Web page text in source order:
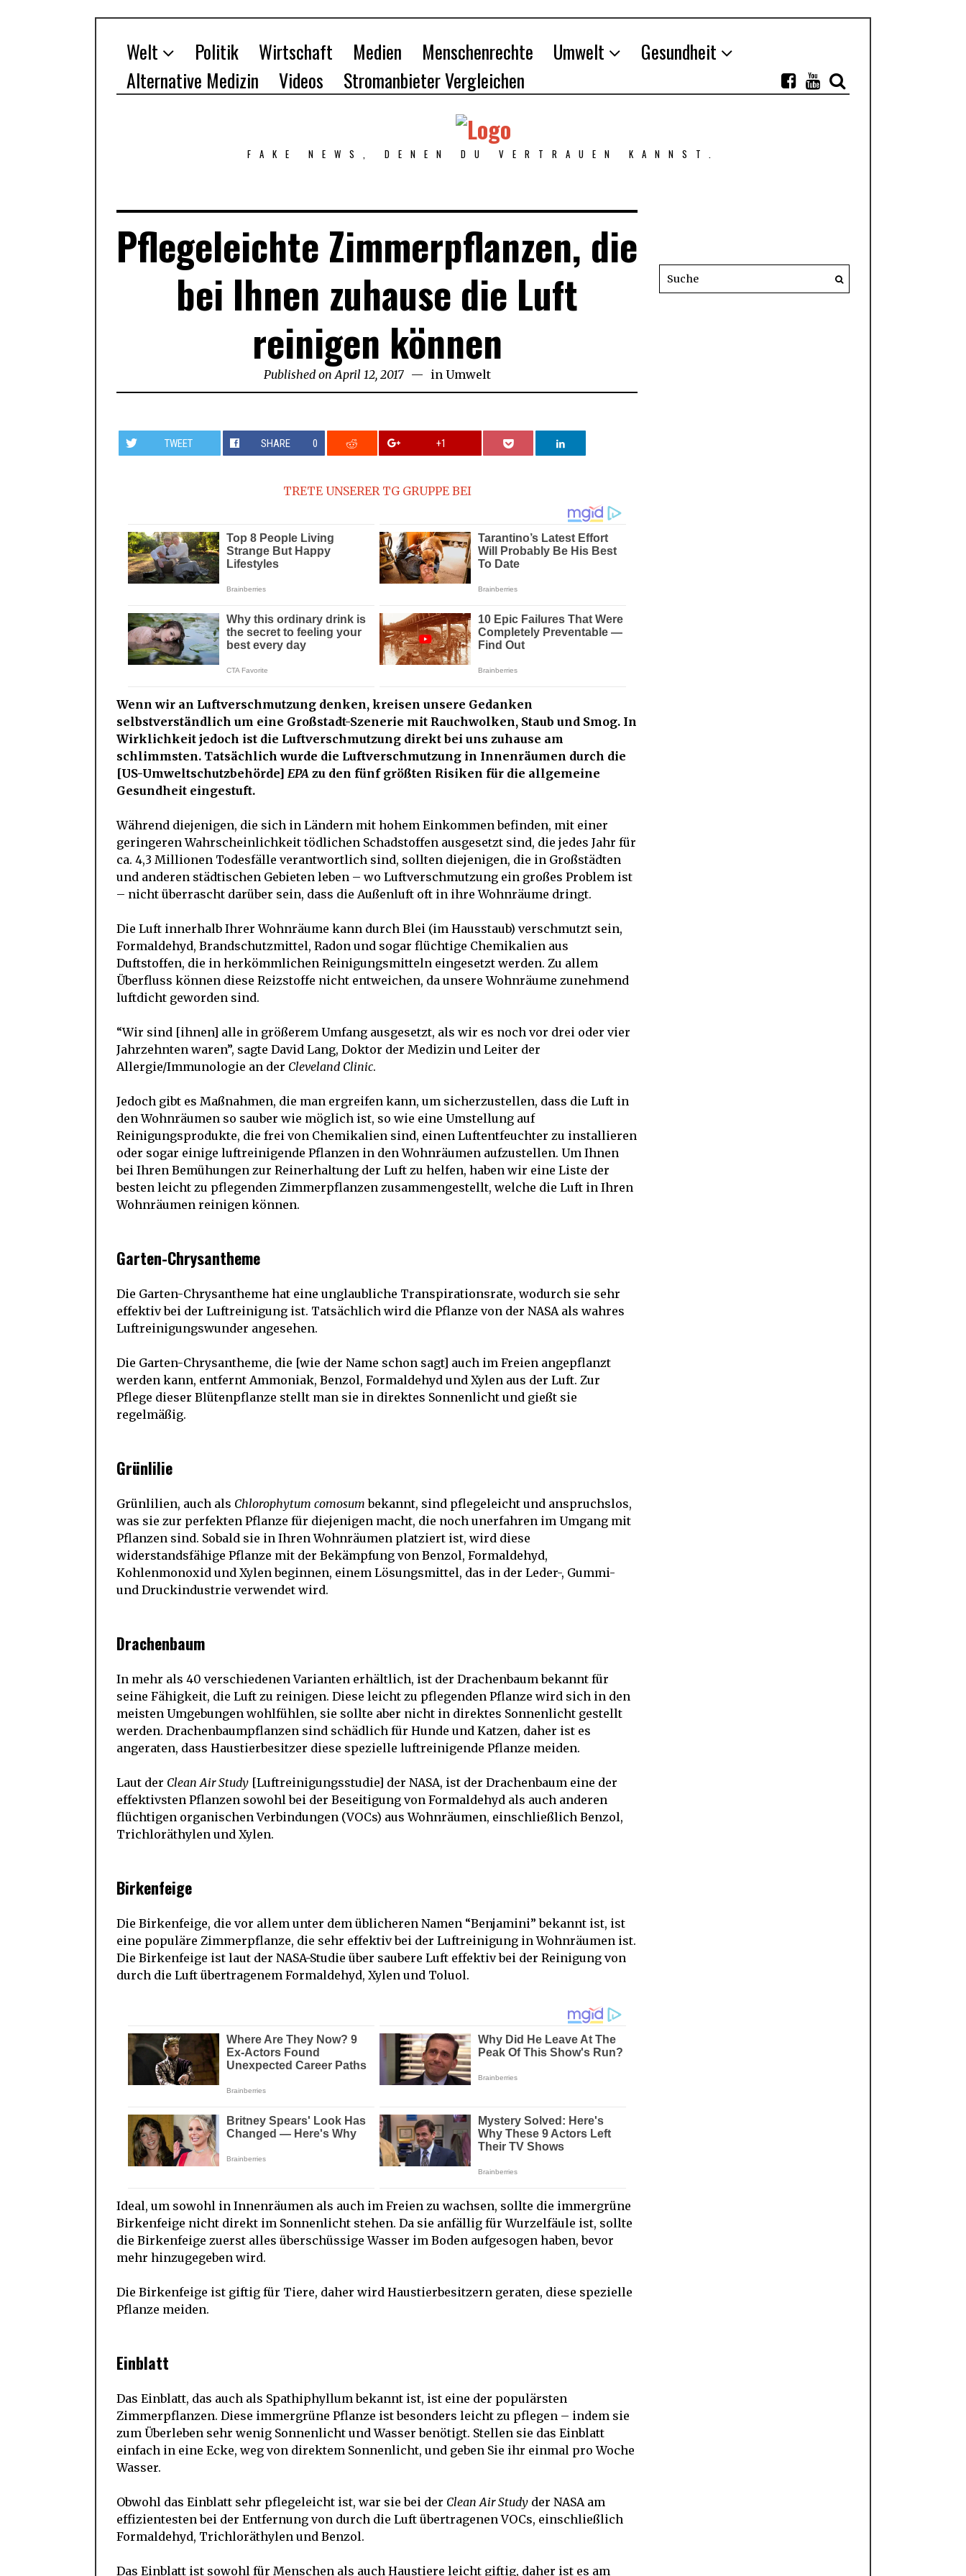
Welt Politik Wirtschaft Medien Menschenrechte Umwelt
Gesundheit
Alternative Medizin
Videos Stromanbieter Vergleichen
FAKE NEWS, DENEN DU VERTRAUEN KANNST.
Pflegeleichte Zimmerpflanzen, die
bei Ihnen zuhause die Luft
reinigen können
Published on April 12, 2017April
13,
in Umwelt
TWEET SHARE 0 +1
TRETE UNSERER TG GRUPPE BEI
Wenn wir an Luftverschmutzung denken, kreisen unsere Gedanken
selbstverständlich um eine Großstadt-Szenerie mit Rauchwolken, Staub und Smog. In
Wirklichkeit jedoch ist die Luftverschmutzung direkt bei uns zuhause am
schlimmsten. Tatsächlich wurde die Luftverschmutzung in Innenräumen durch die
[US-Umweltschutzbehörde] EPA zu den fünf größten Risiken für die allgemeine
Gesundheit eingestuft.
Während diejenigen, die sich in Ländern mit hohem Einkommen befinden, mit einer
geringeren Wahrscheinlichkeit tödlichen Schadstoffen ausgesetzt sind, die jedes Jahr für
ca. 4,3 Millionen Todesfälle verantwortlich sind, sollten diejenigen, die in Großstädten
und anderen städtischen Gebieten leben – wo Luftverschmutzung ein großes Problem ist
– nicht überrascht darüber sein, dass die Außenluft oft in ihre Wohnräume dringt.
Die Luft innerhalb Ihrer Wohnräume kann durch Blei (im Hausstaub) verschmutzt sein,
Formaldehyd, Brandschutzmittel, Radon und sogar flüchtige Chemikalien aus
Duftstoffen, die in herkömmlichen Reinigungsmitteln eingesetzt werden. Zu allem
Überfluss können diese Reizstoffe nicht entweichen, da unsere Wohnräume zunehmend
luftdicht geworden sind.
“Wir sind [ihnen] alle in größerem Umfang ausgesetzt, als wir es noch vor drei oder vier
Jahrzehnten waren”, sagte David Lang, Doktor der Medizin und Leiter der
Allergie/Immunologie an der Cleveland Clinic.
Jedoch gibt es Maßnahmen, die man ergreifen kann, um sicherzustellen, dass die Luft in
den Wohnräumen so sauber wie möglich ist, so wie eine Umstellung auf
Reinigungsprodukte, die frei von Chemikalien sind, einen Luftentfeuchter zu installieren
oder sogar einige luftreinigende Pflanzen in den Wohnräumen aufzustellen. Um Ihnen
bei Ihren Bemühungen zur Reinerhaltung der Luft zu helfen, haben wir eine Liste der
besten leicht zu pflegenden Zimmerpflanzen zusammengestellt, welche die Luft in Ihren
Wohnräumen reinigen können.
Garten-Chrysantheme
Die Garten-Chrysantheme hat eine unglaubliche Transpirationsrate, wodurch sie sehr
effektiv bei der Luftreinigung ist. Tatsächlich wird die Pflanze von der NASA als wahres
Luftreinigungswunder angesehen.
Die Garten-Chrysantheme, die [wie der Name schon sagt] auch im Freien angepflanzt
werden kann, entfernt Ammoniak, Benzol, Formaldehyd und Xylen aus der Luft. Zur
Pflege dieser Blütenpflanze stellt man sie in direktes Sonnenlicht und gießt sie
regelmäßig.
Grünlilie
Grünlilien, auch als Chlorophytum comosum bekannt, sind pflegeleicht und anspruchslos,
was sie zur perfekten Pflanze für diejenigen macht, die noch unerfahren im Umgang mit
Pflanzen sind. Sobald sie in Ihren Wohnräumen platziert ist, wird diese
widerstandsfähige Pflanze mit der Bekämpfung von Benzol, Formaldehyd,
Kohlenmonoxid und Xylen beginnen, einem Lösungsmittel, das in der Leder-, Gummi-
und Druckindustrie verwendet wird.
Drachenbaum
In mehr als 40 verschiedenen Varianten erhältlich, ist der Drachenbaum bekannt für
seine Fähigkeit, die Luft zu reinigen. Diese leicht zu pflegenden Pflanze wird sich in den
meisten Umgebungen wohlfühlen, sie sollte aber nicht in direktes Sonnenlicht gestellt
werden. Drachenbaumpflanzen sind schädlich für Hunde und Katzen, daher ist es
angeraten, dass Haustierbesitzer diese spezielle luftreinigende Pflanze meiden.
Laut der Clean Air Study [Luftreinigungsstudie] der NASA, ist der Drachenbaum eine der
effektivsten Pflanzen sowohl bei der Beseitigung von Formaldehyd als auch anderen
flüchtigen organischen Verbindungen (VOCs) aus Wohnräumen, einschließlich Benzol,
Trichloräthylen und Xylen.
Birkenfeige
Die Birkenfeige, die vor allem unter dem üblicheren Namen “Benjamini” bekannt ist, ist
eine populäre Zimmerpflanze, die sehr effektiv bei der Luftreinigung in Wohnräumen ist.
Die Birkenfeige ist laut der NASA-Studie über saubere Luft effektiv bei der Reinigung von
durch die Luft übertragenem Formaldehyd, Xylen und Toluol.
Ideal, um sowohl in Innenräumen als auch im Freien zu wachsen, sollte die immergrüne
Birkenfeige nicht direkt im Sonnenlicht stehen. Da sie anfällig für Wurzelfäule ist, sollte
die Birkenfeige zuerst alles überschüssige Wasser im Boden aufgesogen haben, bevor
mehr hinzugegeben wird.
Die Birkenfeige ist giftig für Tiere, daher wird Haustierbesitzern geraten, diese spezielle
Pflanze meiden.
Einblatt
Das Einblatt, das auch als Spathiphyllum bekannt ist, ist eine der populärsten
Zimmerpflanzen. Diese immergrüne Pflanze ist besonders leicht zu pflegen – indem sie
zum Überleben sehr wenig Sonnenlicht und Wasser benötigt. Stellen sie das Einblatt
einfach in eine Ecke, weg von direktem Sonnenlicht, und geben Sie ihr einmal pro Woche
Wasser.
Obwohl das Einblatt sehr pflegeleicht ist, war sie bei der Clean Air Study der NASA am
effizientesten bei der Entfernung von durch die Luft übertragenen VOCs, einschließlich
Formaldehyd, Trichloräthylen und Benzol.
Das Einblatt ist sowohl für Menschen als auch Haustiere leicht giftig, daher ist es am